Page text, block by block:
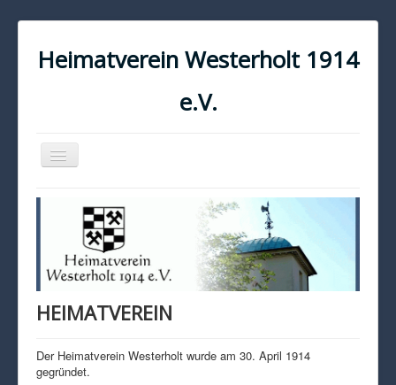
Heimatverein Westerholt 1914
e.V.
Navigation
an/aus
KONTAKT
IMPRESSUM
DATENSCHUTZ
HEIMATVEREIN
Der Heimatverein Westerholt wurde am 30. April 1914
gegründet.